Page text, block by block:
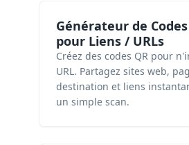
Générateur de Codes
pour Liens / URLs
Créez des codes QR pour
URL. Partagez sites web,
destination et liens
un simple scan.